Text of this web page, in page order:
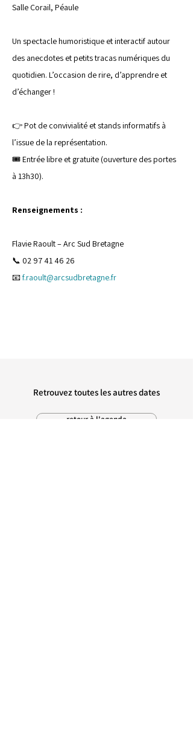
Salle Corail, Péaule
Un spectacle humoristique et interactif autour
des anecdotes et petits tracas numériques du
quotidien. L’occasion de rire, d’apprendre et
d’échanger !
👉 Pot de convivialité et stands informatifs à
l’issue de la représentation.
🎟️ Entrée libre et gratuite (ouverture des portes
à 13h30).
Renseignements :
Flavie Raoult – Arc Sud Bretagne
📞 02 97 41 46 26
📧 f.raoult@arcsudbretagne.fr
Retrouvez toutes les autres dates
retour à l'agenda